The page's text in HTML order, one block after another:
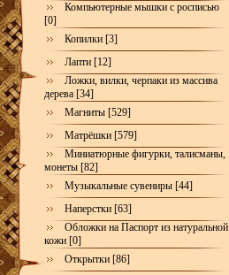
Компьютерные мышки с росписью
[0]
Копилки [3]
Лапти [12]
Ложки, вилки, черпаки из массива
дерева [34]
Магниты [529]
Матрёшки [579]
Миниатюрные фигурки, талисманы,
монеты [82]
Музыкальные сувениры [44]
Наперстки [63]
Обложки на Паспорт из натуральной
кожи [0]
Открытки [86]